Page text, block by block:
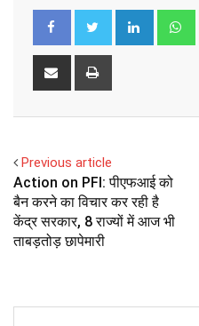
LinkedIn
Share
Previous article
Action on PFI: पीएफआई को
बैन करने का विचार कर रही है
केंद्र सरकार, 8 राज्यों में आज भी
ताबड़तोड़ छापेमारी